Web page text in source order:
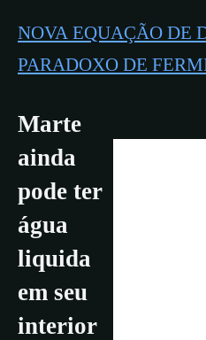
NOVA EQUAÇÃO DE
PARADOXO DE
Marte
ainda
pode ter
água
liquida
em seu
interior